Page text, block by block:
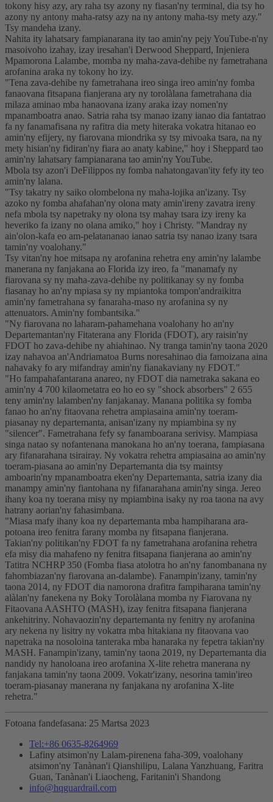
tokony hisy azy, ary raha tsy azony ny fiasan'ny terminal, dia tsy ho
azony ny antony maha-ratsy azy na ny antony maha-tsy mety azy."
Tsy mandeha izany.
Nahita ity lahatsary fampianarana ity tao amin'ny pejy YouTube-n'ny
masoivoho izahay, izay iresahan'i Derwood Sheppard, Injeniera
Mpamorona Lalambe, momba ny maha-zava-dehibe ny fametrahana
arofanina araka ny tokony ho izy.
"Tena zava-dehibe ny fametrahana ireo singa ireo amin'ny fomba
fanaovana fitsapana fianjerana ary ny torolàlana fametrahana dia
milaza aminao mba hanaovana izany araka izay nomen'ny
mpanamboatra anao. Satria raha tsy manao izany ianao dia fantatrao
fa ny fanamafisana ny rafitra dia mety hiteraka vokatra hitanao eo
amin'ny efijery, ny fiarovana miondrika sy tsy mivoaka tsara, na ny
mety hisian'ny fidiran'ny fiara ao anaty kabine," hoy i Sheppard tao
amin'ny lahatsary fampianarana tao amin'ny YouTube.
Mbola tsy azon'i DeFilippos ny fomba nahatongavan'ity fefy ity teo
amin'ny lalana.
"Tsy takatry ny saiko olombelona ny maha-lojika an'izany. Tsy
azoko ny fomba ahafahan'ny olona maty amin'ireny zavatra ireny
nefa mbola tsy napetraky ny olona tsy mahay tsara izy ireny ka
heveriko fa izany no olana amiko," hoy i Christy. "Mandray ny
ain'olon-kafa eo am-pelatananao ianao satria tsy nanao izany tsara
tamin'ny voalohany."
Tsy vitan'ny hoe mitsapa ny arofanina rehetra eny amin'ny lalambe
manerana ny fanjakana ao Florida izy ireo, fa "manamafy ny
fiarovana sy ny maha-zava-dehibe ny politikanay sy ny fomba
fiasanay ho an'ny mpiasa sy ny mpiantoka tompon'andraikitra
amin'ny fametrahana sy fanaraha-maso ny arofanina sy ny
attenuators. Amin'ny fombantsika."
"Ny fiarovana no laharam-pahamehana voalohany ho an'ny
Departemantan'ny Fitaterana any Florida (FDOT), ary raisin'ny
FDOT ho zava-dehibe ny ahiahinao. Ny tranga tamin'ny taona 2020
izay nahavoa an'Andriamatoa Burns noresahinao dia famoizana aina
nahavaky fo ary mifandray amin'ny fianakaviany ny FDOT."
"Ho fampahafantarana anareo, ny FDOT dia nametraka sakana eo
amin'ny 4 700 kilaometatra eo ho eo sy "shock absorbers" 2 655
teny amin'ny lalamben'ny fanjakanay. Manana politika sy fomba
fanao ho an'ny fitaovana rehetra ampiasaina amin'ny toeram-
piasanay ny departemanta, anisan'izany ny mpiambina sy ny
"silencer". Fametrahana fefy sy fanamboarana serivisy. Mampiasa
singa natao sy nofantenana manokana ho an'ny toerana, fampiasana
ary fifanarahana tsirairay. Ny vokatra rehetra ampiasaina ao amin'ny
toeram-piasana ao amin'ny Departemanta dia tsy maintsy
amboarin'ny mpanamboatra eken'ny Departemanta, satria izany dia
manampy amin'ny fiantohana ny fifanarahana amin'ny singa. Jereo
ihany koa ny toerana misy ny mpiambina isaky ny roa taona na avy
hatrany aorian'ny fahasimbana.
"Miasa mafy ihany koa ny departemanta mba hampiharana ara-
potoana ireo fenitra farany momba ny fitsapana fianjerana.
Takian'ny politikan'ny FDOT fa ny fametrahana arofanina rehetra
efa misy dia mahafeno ny fenitra fitsapana fianjerana ao amin'ny
Tatitra NCHRP 350 (Fomba fiasa atolotra ho an'ny fanombanana ny
fahombiazan'ny fiarovana an-dalambe). Fanampin'izany, tamin'ny
taona 2014, ny FDOT dia namorona drafitra fampiharana tamin'ny
alàlan'ny fanekena ny Boky Torolàlana momba ny Fiarovana ny
Fitaovana AASHTO (MASH), izay fenitra fitsapana fianjerana
ankehitriny. Nohavaozin'ny departemanta ny fenitry ny arofanina
ary nekena ny lisitry ny vokatra mba hitakiana ny fitaovana vao
napetraka na nosoloina tanteraka mba hanaraka ny fepetra takian'ny
MASH. Fanampin'izany, tamin'ny taona 2019, ny Departemanta dia
nandidy ny hanoloana ireo arofanina X-lite rehetra manerana ny
fanjakana tamin'ny taona 2009. Vokatr'izany, nesorina tamin'ireo
toeram-piasanay manerana ny fanjakana ny arofanina X-lite
rehetra."
Fotoana fandefasana: 25 Martsa 2023
Tel:+86 0635-8264969
Lafiny atsimon'ny Lalam-pirenena faha-309, voalohany
atsimon'ny Tanànan'i Qianshilipu, Lalana Yanzhuang, Faritra
Guan, Tanànan'i Liaocheng, Faritanin'i Shandong
info@hqguardrail.com